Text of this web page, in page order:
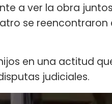
a ver la obra
se reencontraron
en una actitud
judiciales.